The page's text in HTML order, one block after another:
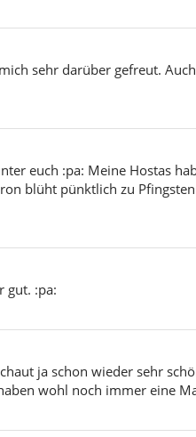
sehr darüber gefreut.
euch :pa: Meine Hostas
blüht pünktlich zu
gut. :pa:
ja schon wieder sehr
wohl noch immer eine